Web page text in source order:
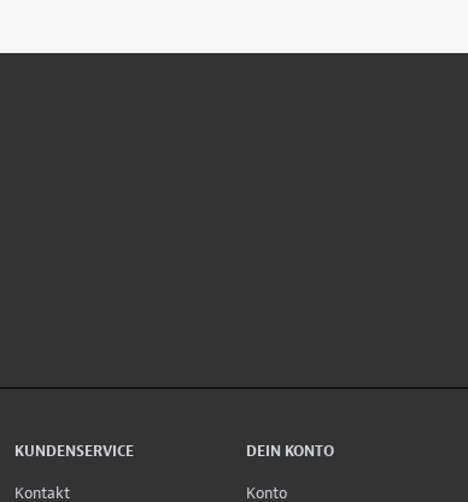
KUNDENSERVICE
Kontakt
DEIN KONTO
Konto